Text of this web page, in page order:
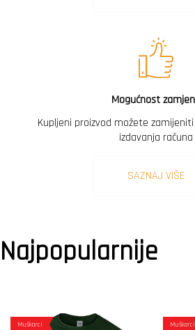
Mogućnost
Kupljeni proizvod možete
izdavanja računa
SAZNAJ VIŠE
Najpopularnije
Muškarci Muškarci